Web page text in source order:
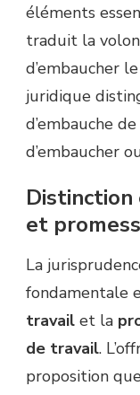
éléments
traduit la
d’embaucher
juridique
d’embauche
d’embaucher
et
La
fondamentale
travail et la
de travail.
proposition